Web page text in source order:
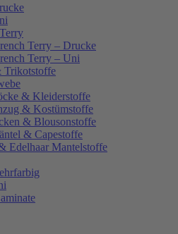
Terry – Drucke
Terry – Uni
Trikotstoffe
& Kleiderstoffe
& Kostümstoffe
& Blousonstoffe
& Capestoffe
Edelhaar Mantelstoffe